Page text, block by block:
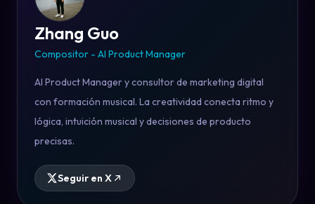
Zhang Guo
Compositor - AI Product Manager
AI Product Manager y consultor de marketing digital
con formación musical. La creatividad conecta ritmo y
lógica, intuición musical y decisiones de producto
precisas.
Seguir en X